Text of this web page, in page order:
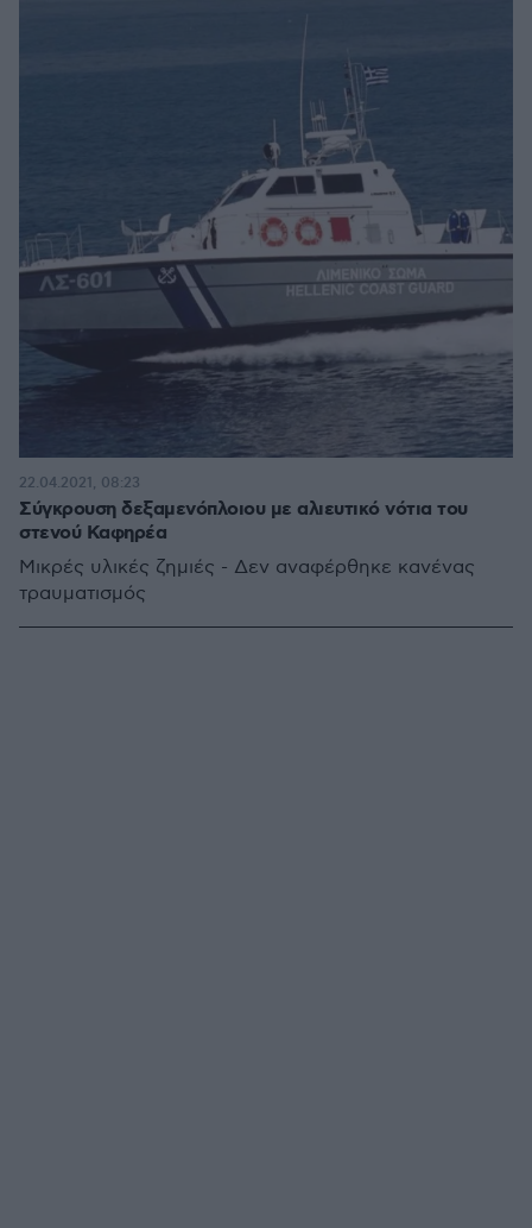
Σύγκρουση δεξαμενόπλοιου με αλιευτικό νότια του
στενού Καφηρέα
Μικρές υλικές ζημιές - Δεν αναφέρθηκε κανένας
τραυματισμός
22.04.2021, 08:23